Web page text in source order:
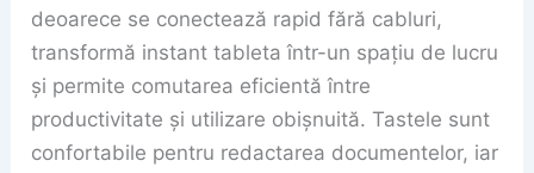
deoarece se conectează rapid fără cabluri,
transformă instant tableta într-un spațiu de lucru
și permite comutarea eficientă între
productivitate și utilizare obișnuită. Tastele sunt
confortabile pentru redactarea documentelor, iar